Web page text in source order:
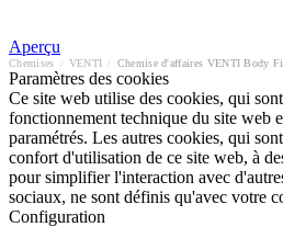
Aperçu
Chemises VENTI Chemise d'affaires VENTI Body
Paramètres des cookies
Ce site web utilise des cookies, qui sont
fonctionnement technique du site web
paramétrés. Les autres cookies, qui
confort d'utilisation de ce site web, à
pour simplifier l'interaction avec
sociaux, ne sont définis qu'avec votre
Configuration